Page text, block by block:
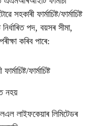
ফাৰ্মাচিষ্ট/ফাৰ্মাচিষ্ট
পদ, বয়সৰ সীমা,
কৰিব পাৰে:
ফাৰ্মাচিষ্ট
নহয়
লাইফকেয়াৰ লিমিটেডৰ